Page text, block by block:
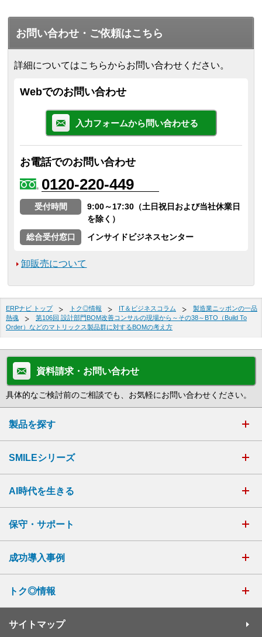
お問い合わせ・ご依頼はこちら
詳細についてはこちらからお問い合わせください。
Webでのお問い合わせ
入力フォームから問い合わせる
お電話でのお問い合わせ
0120-220-449
受付時間
9:00～17:30（土日祝日および当社休業日
を除く）
総合受付窓口
インサイドビジネスセンター
卸販売について
ERPナビ トップ トク◎情報 IT＆ビジネスコラム
製造業ニッポンの一品
熱魂
第106回 設計部門BOM改善コンサルの現場から～その38～BTO（Build To
Order）などのマトリックス製品群に対するBOMの考え方
資料請求・お問い合わせ
具体的なご検討前のご相談でも、お気軽にお問い合わせください。
製品を探す
SMILEシリーズ
AI時代を生きる
保守・サポート
成功導入事例
トク◎情報
サイトマップ